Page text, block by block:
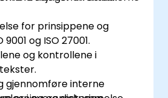
for prinsippene og
og ISO 27001.
og kontrollene i
gjennomføre interne